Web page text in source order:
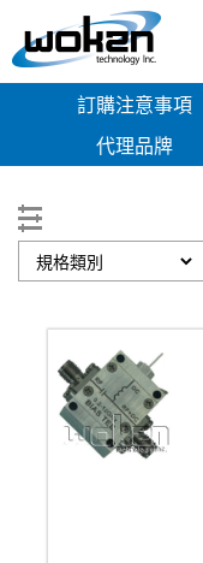
訂購注意事項
代理品牌